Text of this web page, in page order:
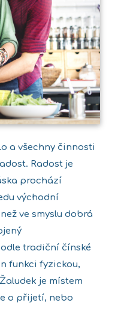
a všechny činnosti
Radost je
prochází
východní
ve smyslu dobrá
tradiční čínské
funkci fyzickou,
je místem
o přijetí, nebo